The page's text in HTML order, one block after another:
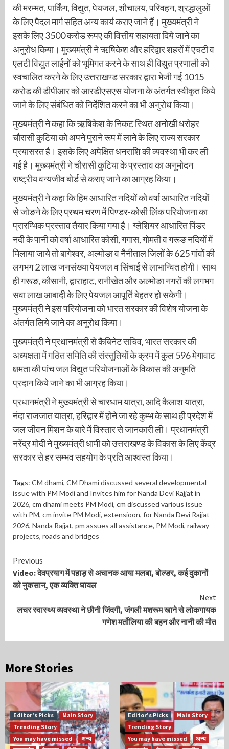
की मरम्मत, पार्किंग, विद्युत, पेयजल, शौचालय, परिवहन, श्रद्धालुओं
के लिए पैदल मार्ग सहित अन्य कार्य कराए जाने हैं। मुख्यमंत्री ने
इसके लिए 3500 करोड रूपए की वित्तीय सहायता दिये जाने का
अनुरोध किया। मुख्यमंत्री ने ऋषिकेश और हरिद्वार शहरों में एचटी व
एलटी विद्युत लाईनों को भूमिगत करने के साथ ही विद्युत प्रणाली को
स्वचालित करने के लिए उत्तराखण्ड सरकार द्वारा भेजी गई 1015
करोड की डीपीआर को आरडीएसएस योजना के अंतर्गत स्वीकृत किये
जाने के लिए संबंधित को निर्देशित करने का भी अनुरोध किया।
मुख्यमंत्री ने कहा कि ऋषिकेश के निकट स्थित अनोखी धरोहर
चौरासी कुटिया को अपने पुराने रूप में लाने के लिए राज्य सरकार
प्रयासरत है। इसके लिए अपेक्षित धनराशि की व्यवस्था भी कर ली
गई है। मुख्यमंत्री ने चौरासी कुटिया के प्रस्ताव का अनुमोदन
राष्ट्रीय वन्यजीव बोर्ड से कराए जाने का आग्रह किया।
मुख्यमंत्री ने कहा कि हिम आधारित नदियों को वर्षा आधारित नदियों
से जोङने के लिए प्रथम चरण में पिण्डर-कोसी लिंक परियोजना का
प्रारम्भिक प्रस्ताव तैयार किया गया है। ग्लेशियर आधारित पिंडर
नदी के पानी को वर्षा आधारित कोसी, गगास, गोमती व गरूङ नदियों में
मिलाया जाये तो बागेश्वर, अल्मोङा व नैनीताल जिलों के 625 गांवों की
लगभग 2 लाख जनसंख्या पेयजल व सिंचाई से लाभान्वित होगी। साथ
ही गरूङ, कौसानी, द्वाराहाट, रानीखेत और अल्मोङा नगरों की लगभग
सवा लाख आबादी के लिए पेयजल आपूर्ति बेहतर हो सकेगी।
मुख्यमंत्री ने इस परियोजना को भारत सरकार की विशेष योजना के
अंतर्गत लिये जाने का अनुरोध किया।
मुख्यमंत्री ने प्रधानमंत्री से कैबिनेट सचिव, भारत सरकार की
अध्यक्षता में गठित समिति की संस्तुतियों के क्रम में कुल 596 मेगावाट
क्षमता की पांच जल विद्युत परियोजनाओं के विकास की अनुमति
प्रदान किये जाने का भी आग्रह किया।
प्रधानमंत्री ने मुख्यमंत्री से चारधाम यात्रा, आदि कैलाश यात्रा,
नंदा राजजात यात्रा, हरिद्वार में होने जा रहे कुम्भ के साथ ही प्रदेश में
जल जीवन मिशन के बारे में विस्तार से जानकारी ली। प्रधानमंत्री
नरेंद्र मोदी ने मुख्यमंत्री धामी को उत्तराखण्ड के विकास के लिए केंद्र
सरकार से हर सम्भव सहयोग के प्रति आश्वस्त किया।
Tags: CM dhami, CM Dhami discussed several developmental
issue with PM Modi and Invites him for Nanda Devi Rajjat in
2026, cm dhami meets PM Modi, cm discussed various issue
with PM, cm invite PM Modi, extensioon, for Nanda Devi Rajjat
2026, Nanda Rajjat, pm assues all assistance, PM Modi, railway
projects, roads and bridges
Continue
Reading
Previous
Video: देवप्रयाग में पहाड़ से अचानक आया मलबा, बोल्डर, कई दुकानों
को नुकसान, एक व्यक्ति घायल
Next
लचर स्वास्थ्य व्यवस्था ने छीनी जिंदगी, जंगली मशरूम खाने से लोकगायक
गणेश मर्तोलिया की बहन और नानी की मौत
More Stories
Editor’s Picks
Main Story
Trending Story
You may have missed
अन्य
Editor’s Picks
Main Story
Trending Story
You may have missed
अन्य